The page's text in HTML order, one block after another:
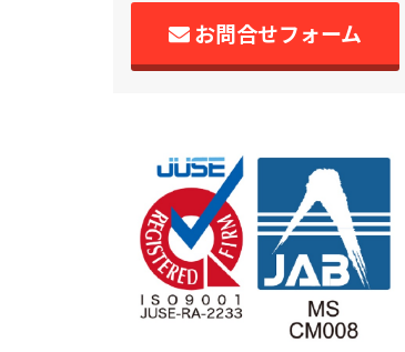
お問合せフォーム